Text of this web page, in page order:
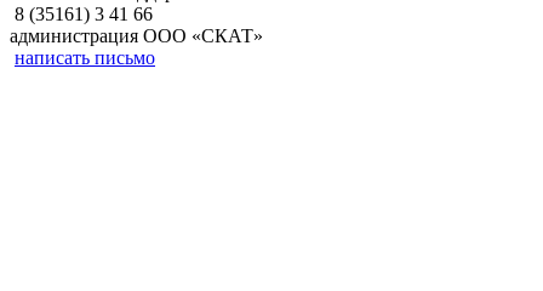
8 (35161) 3 41 66
администрация ООО «СКАТ»
написать письмо